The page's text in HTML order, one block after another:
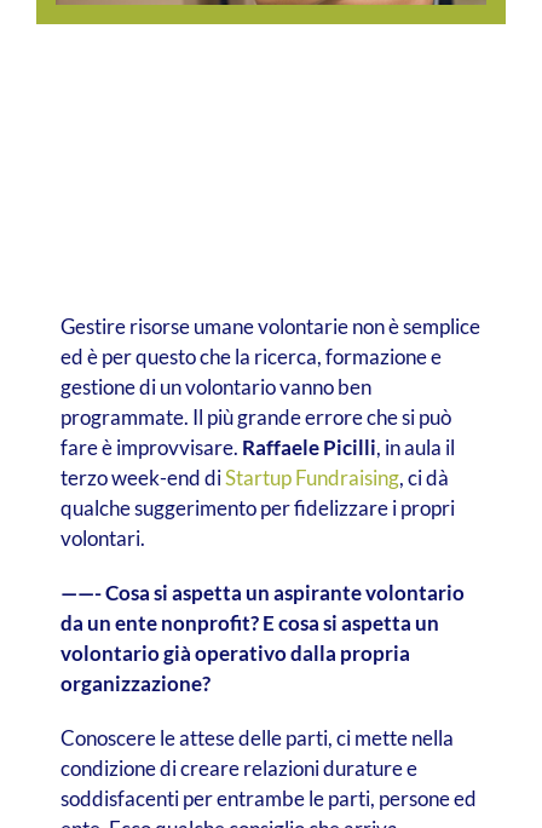
Gestire risorse umane volontarie non è semplice
ed è per questo che la ricerca, formazione e
gestione di un volontario vanno ben
programmate. Il più grande errore che si può
fare è improvvisare. Raffaele Picilli, in aula il
terzo week-end diStartup Fundraising, ci dà
qualche suggerimento per fidelizzare i propri
volontari.
——-Cosa si aspetta un aspirante volontario
da un ente nonprofit? E cosa si aspetta un
volontario già operativo dalla propria
organizzazione?
Conoscere le attese delle parti, ci mette nella
condizione di creare relazioni durature e
soddisfacenti per entrambe le parti, persone ed